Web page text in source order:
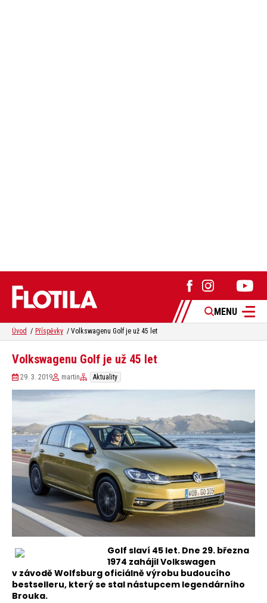
MENU
Úvod Příspěvky Volkswagenu Golf je už 45 let
Volkswagenu Golf je už 45 let
29. 3. 2019 martin Aktuality
Golf slaví 45 let. Dne 29. března
1974 zahájil Volkswagen
v závodě Wolfsburg oficiálně výrobu budoucího
bestselleru, který se stal nástupcem legendárního
Brouka.